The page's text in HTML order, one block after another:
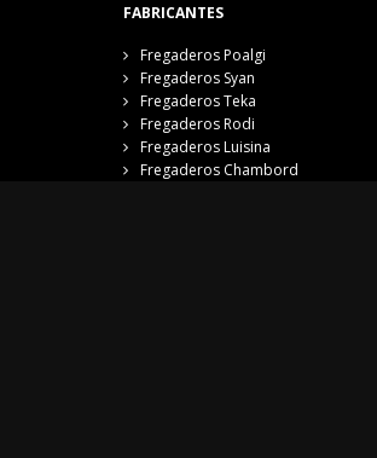
FABRICANTES
Fregaderos Poalgi
Fregaderos Syan
Fregaderos Teka
Fregaderos Rodi
Fregaderos Luisina
Fregaderos Chambord